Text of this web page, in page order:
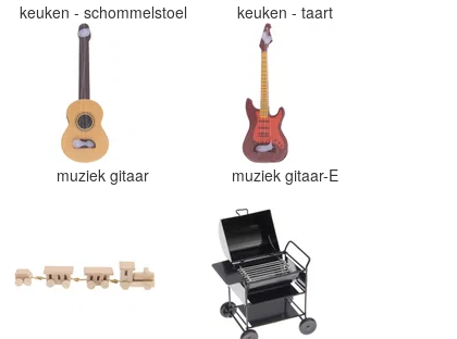
keuken - schommelstoel keuken - taart
muziek gitaar muziek gitaar-E